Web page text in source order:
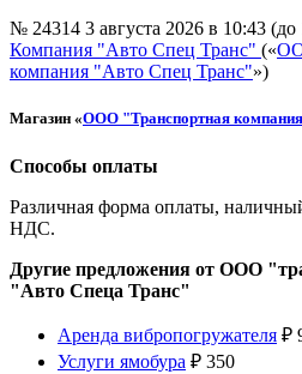
№ 24314 3 августа 2026 в 10:43
Компания "Авто Спец Транс" («
компания "Авто Спец Транс"»)
Магазин «ООО "Транспортная
Способы оплаты
Различная форма оплаты,
НДС.
Другие предложения от ООО
"Авто Спеца Транс"
Аренда вибропогружателя ₽
Услуги ямобура ₽ 350